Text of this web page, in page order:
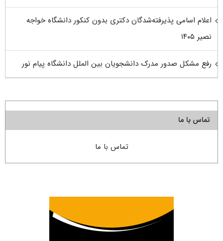
اعلام اسامی پذیرفته‌شدگان دکتری بدون کنکور دانشگاه خواجه
نصیر ۱۴۰۵
رفع مشکل صدور مدرک دانشجویان بین الملل دانشگاه پیام نور
تماس با ما
تماس با ما